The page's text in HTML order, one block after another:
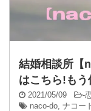
結婚相談所【
はこちら!も
2021/05/09 -
naco-do ナコー